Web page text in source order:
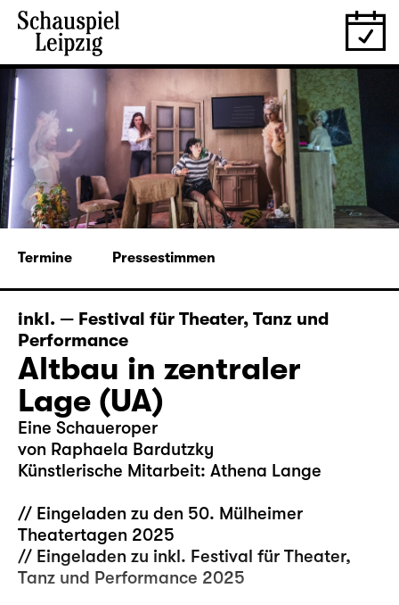
Termine Pressestimmen
inkl. — Festival für Theater, Tanz und
Performance
Altbau in zentraler
Lage (UA)
Eine Schaueroper
von Raphaela Bardutzky
Künstlerische Mitarbeit: Athena Lange
// Eingeladen zu den 50. Mülheimer
Theatertagen 2025
// Eingeladen zu inkl. Festival für Theater,
Tanz und Performance 2025